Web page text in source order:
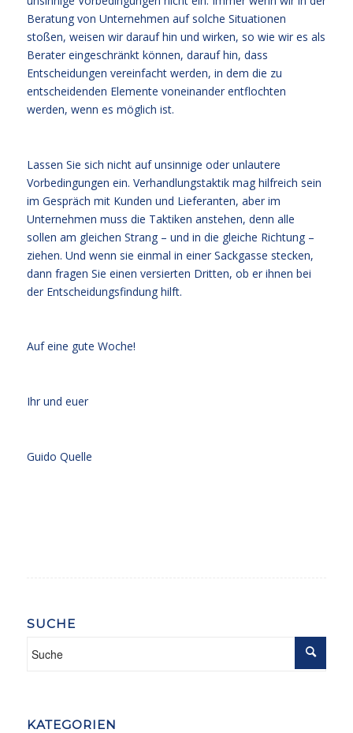
Beratung von Unternehmen auf solche Situationen
stoßen, weisen wir darauf hin und wirken, so wie wir es als
Berater eingeschränkt können, darauf hin, dass
Entscheidungen vereinfacht werden, in dem die zu
entscheidenden Elemente voneinander entflochten
werden, wenn es möglich ist.
Lassen Sie sich nicht auf unsinnige oder unlautere
Vorbedingungen ein. Verhandlungstaktik mag hilfreich sein
im Gespräch mit Kunden und Lieferanten, aber im
Unternehmen muss die Taktiken anstehen, denn alle
sollen am gleichen Strang – und in die gleiche Richtung –
ziehen. Und wenn sie einmal in einer Sackgasse stecken,
dann fragen Sie einen versierten Dritten, ob er ihnen bei
der Entscheidungsfindung hilft.
Auf eine gute Woche!
Ihr und euer
Guido Quelle
SUCHE
KATEGORIEN